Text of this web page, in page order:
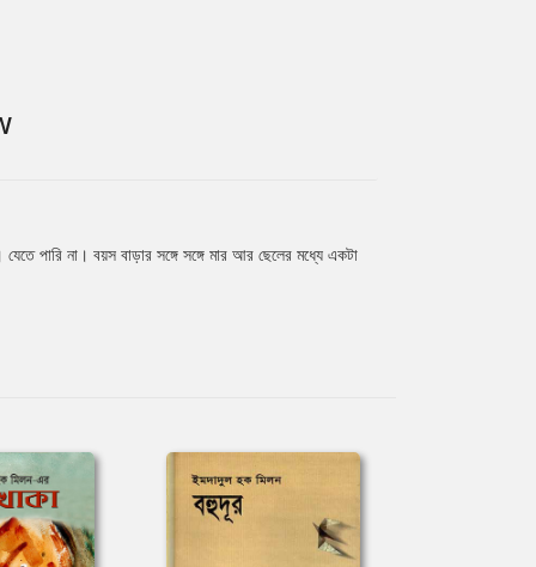
পারি না। বয়স বাড়ার সঙ্গে সঙ্গে মার আর ছেলের মধ্যে একটা